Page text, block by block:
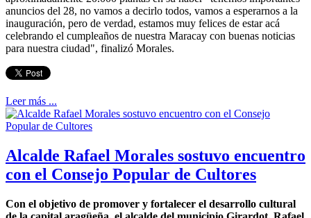
anuncios del 28, no vamos a decirlo todos, vamos a esperarnos a la
inauguración, pero de verdad, estamos muy felices de estar acá
celebrando el cumpleaños de nuestra Maracay con buenas noticias
para nuestra ciudad", finalizó Morales.
Leer más ...
Alcalde Rafael Morales sostuvo encuentro
con el Consejo Popular de Cultores
Con el objetivo de promover y fortalecer el desarrollo cultural